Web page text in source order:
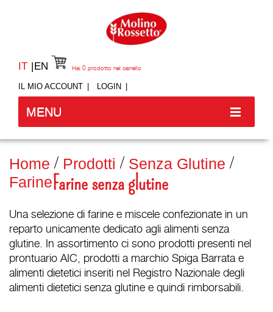
IT EN
IL MIO ACCOUNT LOGIN
Hai 0 prodotto nel carrello
MENU
Home Prodotti
Senza Glutine
FarineFarine senza glutine
Una selezione di farine e miscele confezionate in un
reparto unicamente dedicato agli alimenti senza
glutine. In assortimento ci sono prodotti presenti nel
prontuario AIC, prodotti a marchio Spiga Barrata e
alimenti dietetici inseriti nel Registro Nazionale degli
alimenti dietetici senza glutine e quindi rimborsabili.